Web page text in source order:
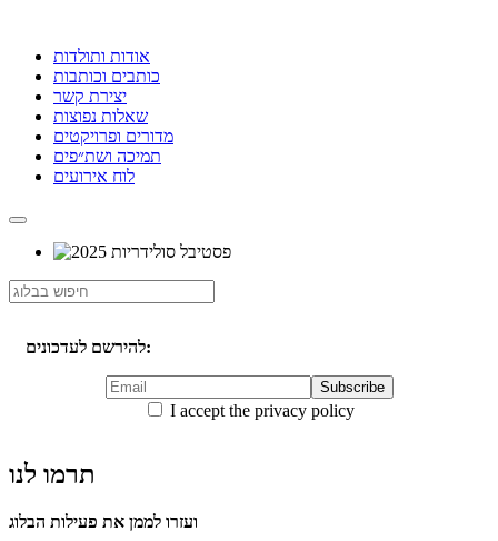
אודות ותולדות
כותבים וכותבות
יצירת קשר
שאלות נפוצות
מדורים ופרויקטים
תמיכה ושת״פים
לוח אירועים
להירשם לעדכונים:
I accept the privacy policy
תרמו לנו
ועזרו לממן את פעילות הבלוג